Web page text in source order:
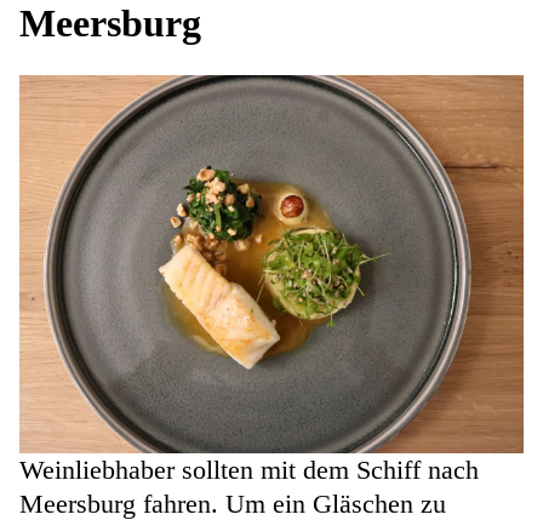
Meersburg
Weinliebhaber sollten mit dem Schiff nach
Meersburg fahren. Um ein Gläschen zu